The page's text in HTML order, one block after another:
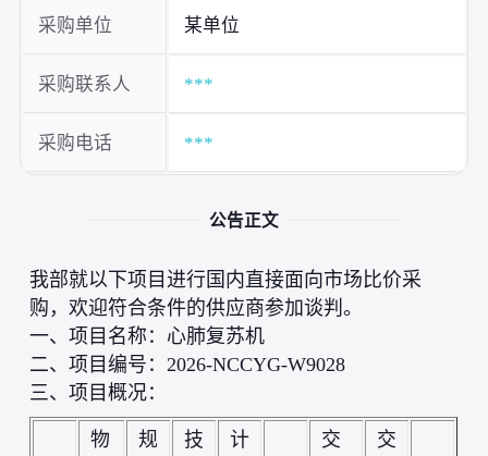
采购单位 某单位
采购联系人 ***
采购电话 ***
公告正文
我部就以下项目进行国内直接面向市场比价采
购，欢迎符合条件的供应商参加谈判。
一、项目名称：心肺复苏机
二、项目编号：2026-NCCYG-W9028
三、项目概况：
物
规
技
计
交
交